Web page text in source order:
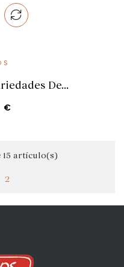
De...
€
15 artículo(s)
2